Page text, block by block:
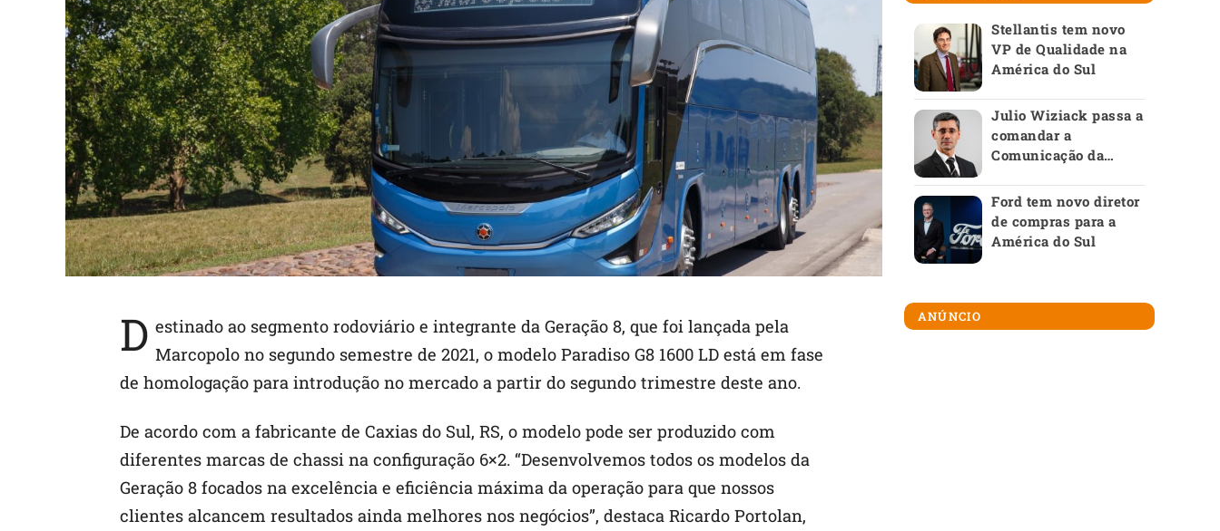
D estinado ao segmento rodoviário e integrante da Geração 8, que foi lançada pela
Marcopolo no segundo semestre de 2021, o modelo Paradiso G8 1600 LD está em fase
de homologação para introdução no mercado a partir do segundo trimestre deste ano.
De acordo com a fabricante de Caxias do Sul, RS, o modelo pode ser produzido com
diferentes marcas de chassi na configuração 6×2. “Desenvolvemos todos os modelos da
Geração 8 focados na excelência e eficiência máxima da operação para que nossos
clientes alcancem resultados ainda melhores nos negócios”, destaca Ricardo Portolan,
Stellantis tem novo
VP de Qualidade na
América do Sul
Julio Wiziack passa a
comandar a
Comunicação da
Ford tem novo diretor
de compras para a
América do Sul
ANÚNCIO